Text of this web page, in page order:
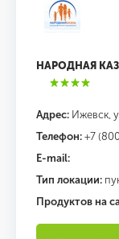
НАРОДНАЯ
Адрес: Ижевск,
Телефон: +7
E-mail:
Тип локации:
Продуктов на